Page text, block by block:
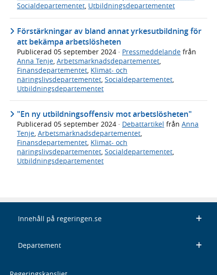
Socialdepartementet, Utbildningsdepartementet
Förstärkningar av bland annat yrkesutbildning för
att bekämpa arbetslösheten
Publicerad 05 september 2024 · Pressmeddelande från
Anna Tenje, Arbetsmarknadsdepartementet,
Finansdepartementet, Klimat- och
näringslivsdepartementet, Socialdepartementet,
Utbildningsdepartementet
"En ny utbildningsoffensiv mot arbetslösheten"
Publicerad 05 september 2024 · Debattartikel från Anna
Tenje Arbetsmarknadsdepartementet
Finansdepartementet Klimat- och
näringslivsdepartementet Socialdepartementet
Utbildningsdepartementet
Innehåll på regeringen.se
Departement